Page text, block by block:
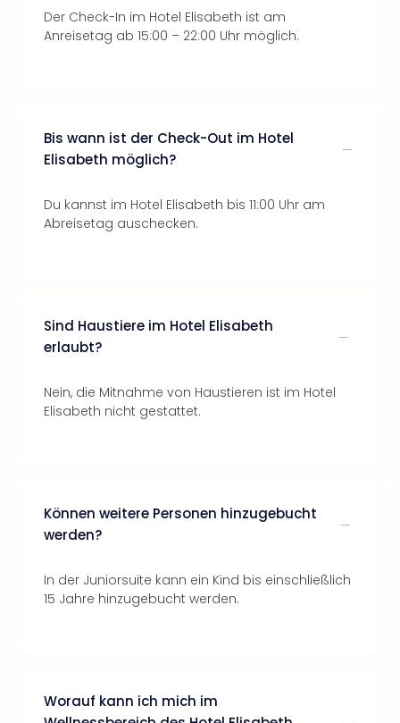
Der Check-In im Hotel Elisabeth ist am
Anreisetag ab 15:00 – 22:00 Uhr möglich.
Bis wann ist der Check-Out im Hotel
Elisabeth möglich?
Du kannst im Hotel Elisabeth bis 11:00 Uhr am
Abreisetag auschecken.
Sind Haustiere im Hotel Elisabeth
erlaubt?
Nein, die Mitnahme von Haustieren ist im Hotel
Elisabeth nicht gestattet.
Können weitere Personen hinzugebucht
werden?
In der Juniorsuite kann ein Kind bis einschließlich
15 Jahre hinzugebucht werden.
Worauf kann ich mich im